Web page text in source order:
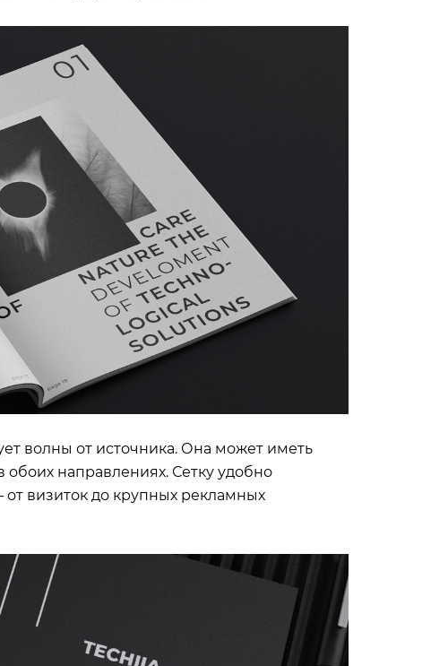
волны от источника. Она может иметь
направлениях. Сетку удобно
от визиток до крупных рекламных